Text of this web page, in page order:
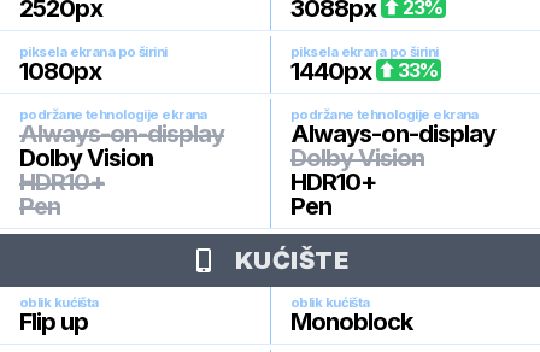
2520px 3088px 23%
piksela ekrana po širini
1080px
piksela ekrana po širini
1440px 33%
podržane tehnologije ekrana
Always-on-display
Dolby Vision
HDR10+
Pen
podržane tehnologije ekrana
Always-on-display
Dolby Vision
HDR10+
Pen
KUĆIŠTE
oblik kućišta
Flip up
oblik kućišta
Monoblock